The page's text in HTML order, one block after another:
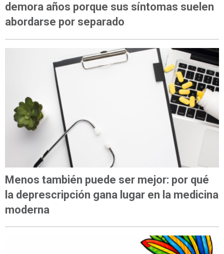
demora años porque sus síntomas suelen
abordarse por separado
Menos también puede ser mejor: por qué
la deprescripción gana lugar en la medicina
moderna